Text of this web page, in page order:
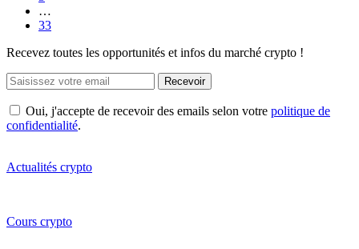
…
33
Recevez toutes les opportunités et infos du marché crypto !
Recevoir
Oui, j'accepte de recevoir des emails selon votre politique de
confidentialité.
Actualités crypto
Cours crypto